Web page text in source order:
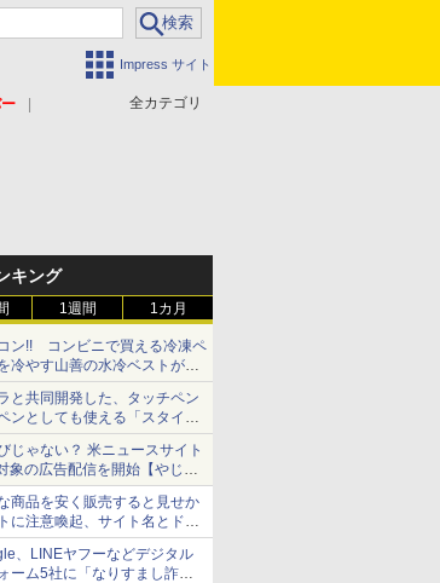
Impress サイト
全カテゴリ
キング
1週間 1カ月
ン!! コンビニで買える冷凍ペ
冷やす山善の水冷ベストがロ
うどいい【ぼっち・ざ・ろー
いた時間でなにしてる？】
と共同開発した、タッチペン
ンとしても使える「スタイラ
売 iPadにも紙にも、持ち替
じゃない？ 米ニュースサイト
象の広告配信を開始【やじう
商品を安く販売すると見せか
に注意喚起、サイト名とドメ
、LINEヤフーなどデジタル
ーム5社に「なりすまし詐欺